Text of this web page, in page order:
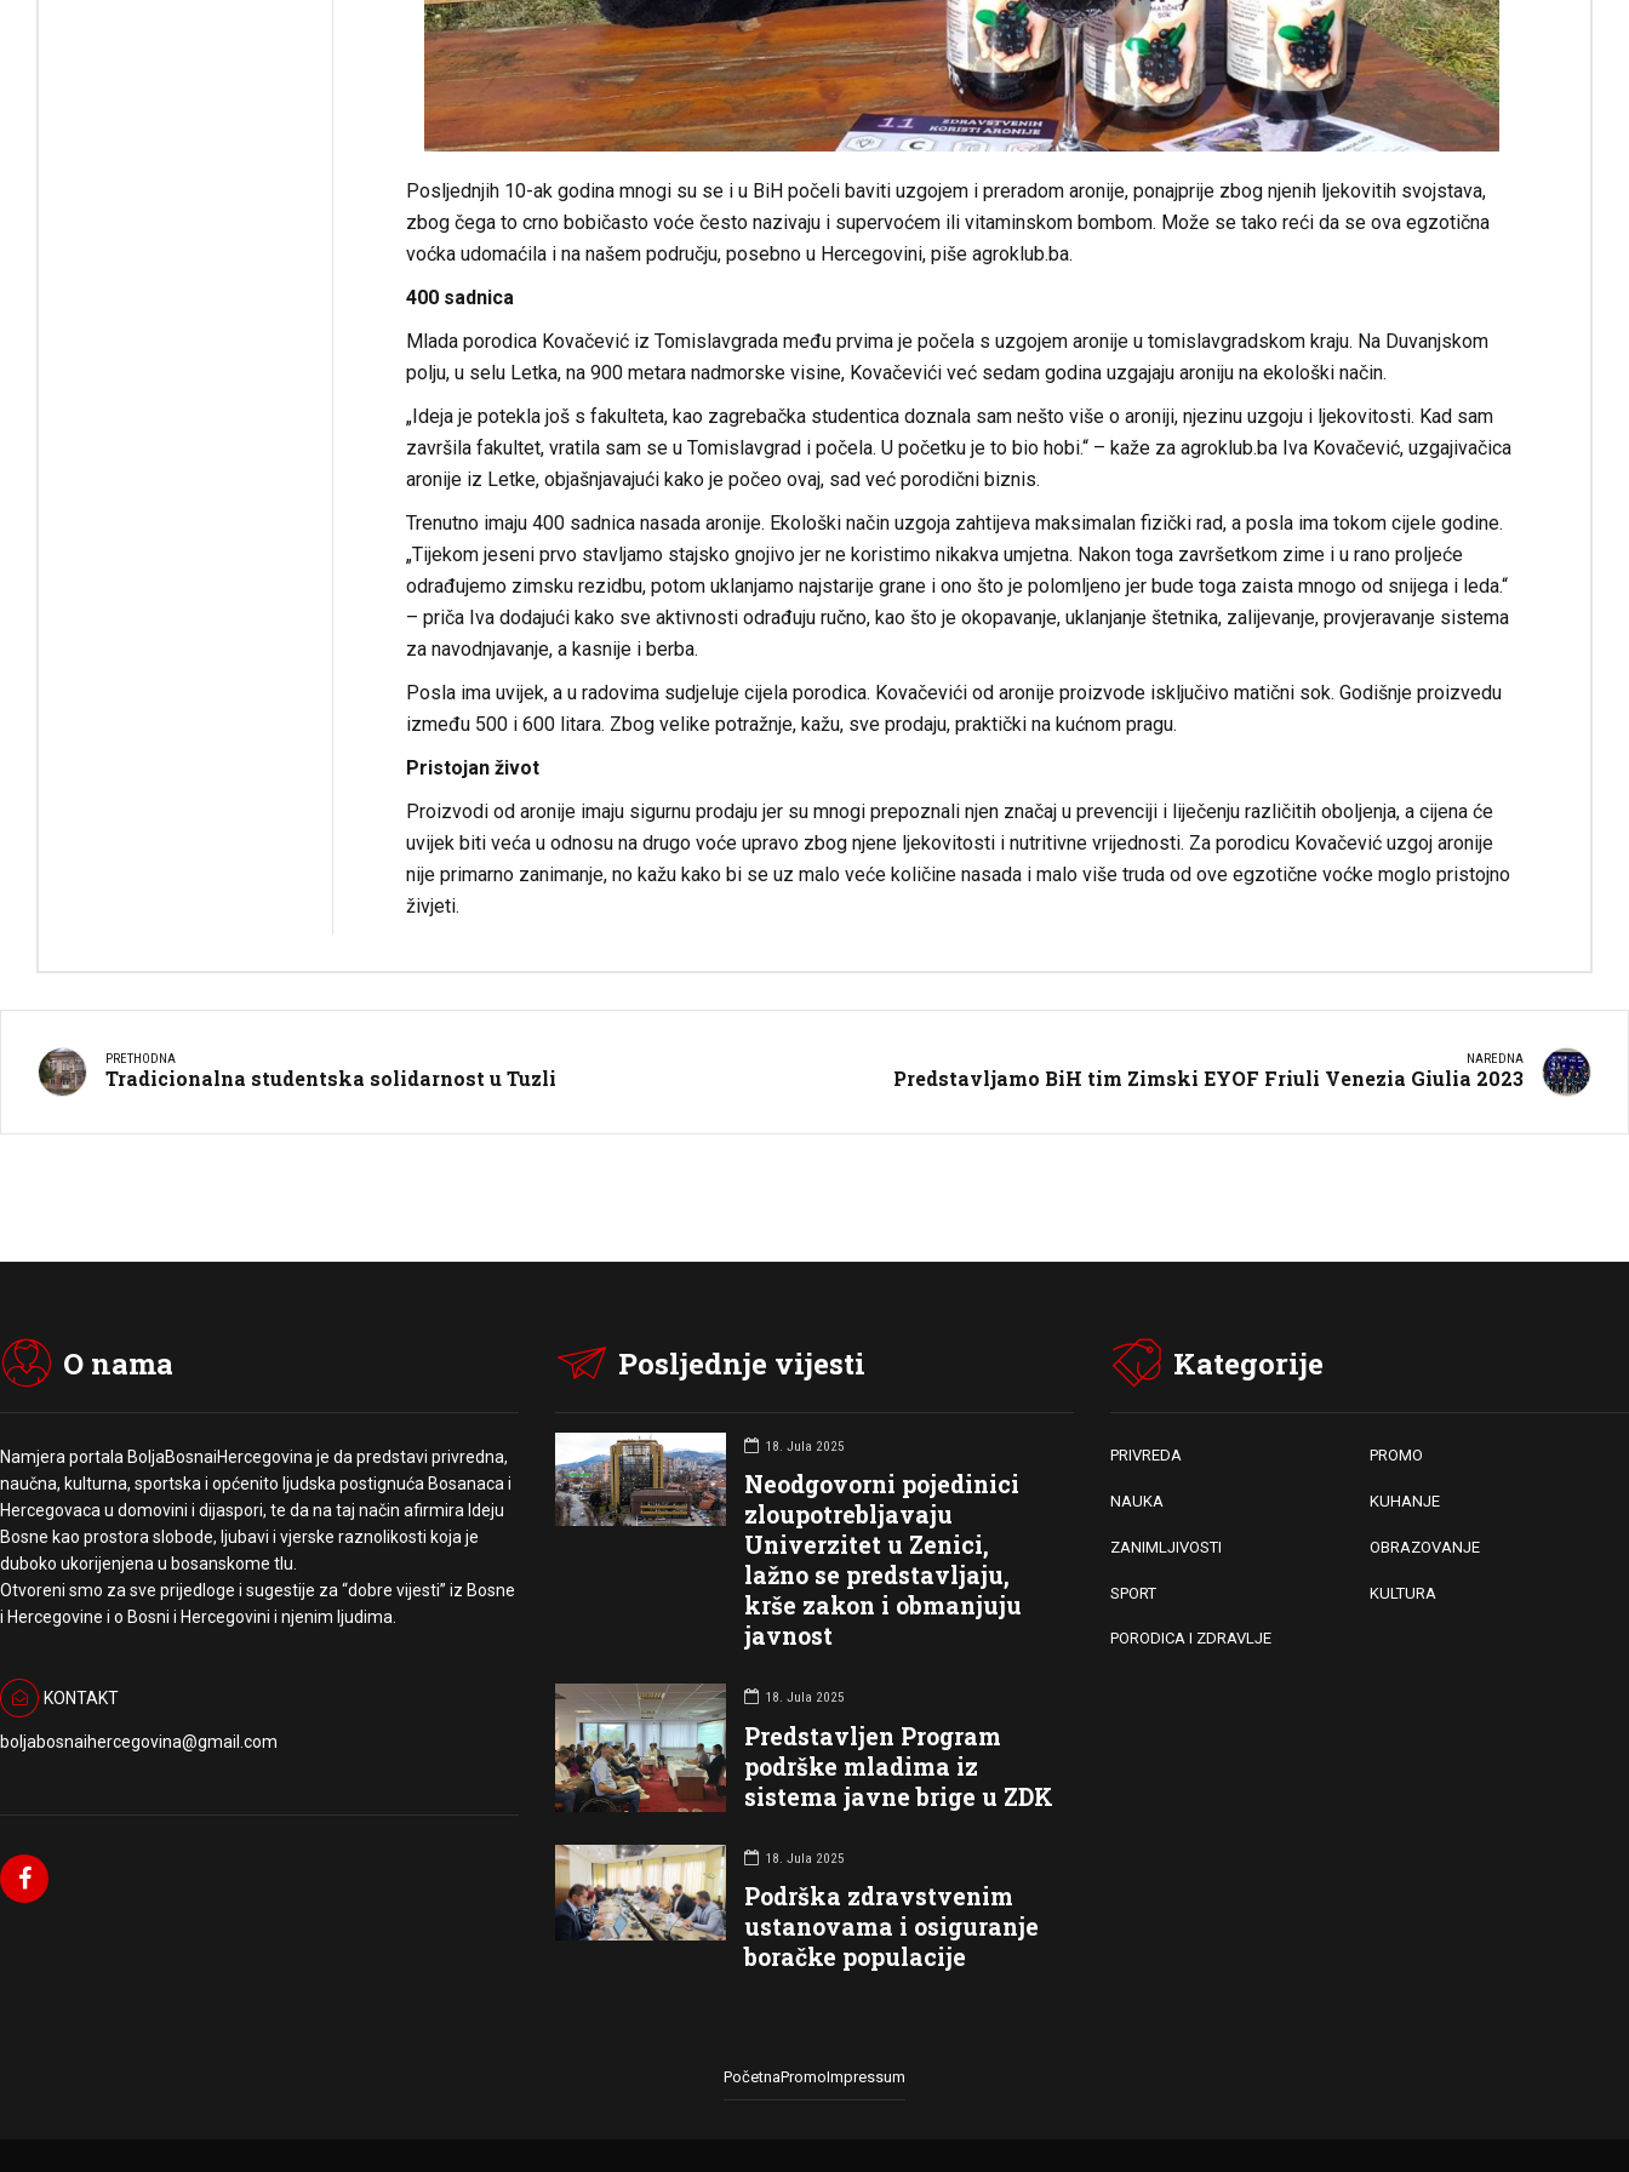
Posljednjih 10-ak godina mnogi su se i u BiH počeli baviti uzgojem i preradom aronije, ponajprije zbog njenih ljekovitih svojstava,
zbog čega to crno bobičasto voće često nazivaju i supervoćem ili vitaminskom bombom. Može se tako reći da se ova egzotična
voćka udomaćila i na našem području, posebno u Hercegovini, piše agroklub.ba.
400 sadnica
Mlada porodica Kovačević iz Tomislavgrada među prvima je počela s uzgojem aronije u tomislavgradskom kraju. Na Duvanjskom
polju, u selu Letka, na 900 metara nadmorske visine, Kovačevići već sedam godina uzgajaju aroniju na ekološki način.
„Ideja je potekla još s fakulteta, kao zagrebačka studentica doznala sam nešto više o aroniji, njezinu uzgoju i ljekovitosti. Kad sam
završila fakultet, vratila sam se u Tomislavgrad i počela. U početku je to bio hobi.“ – kaže za agroklub.ba Iva Kovačević, uzgajivačica
aronije iz Letke, objašnjavajući kako je počeo ovaj, sad već porodični biznis.
Trenutno imaju 400 sadnica nasada aronije. Ekološki način uzgoja zahtijeva maksimalan fizički rad, a posla ima tokom cijele godine.
„Tijekom jeseni prvo stavljamo stajsko gnojivo jer ne koristimo nikakva umjetna. Nakon toga završetkom zime i u rano proljeće
odrađujemo zimsku rezidbu, potom uklanjamo najstarije grane i ono što je polomljeno jer bude toga zaista mnogo od snijega i leda.“
– priča Iva dodajući kako sve aktivnosti odrađuju ručno, kao što je okopavanje, uklanjanje štetnika, zalijevanje, provjeravanje sistema
za navodnjavanje, a kasnije i berba.
Posla ima uvijek, a u radovima sudjeluje cijela porodica. Kovačevići od aronije proizvode isključivo matični sok. Godišnje proizvedu
između 500 i 600 litara. Zbog velike potražnje, kažu, sve prodaju, praktički na kućnom pragu.
Pristojan život
Proizvodi od aronije imaju sigurnu prodaju jer su mnogi prepoznali njen značaj u prevenciji i liječenju različitih oboljenja, a cijena će
uvijek biti veća u odnosu na drugo voće upravo zbog njene ljekovitosti i nutritivne vrijednosti. Za porodicu Kovačević uzgoj aronije
nije primarno zanimanje, no kažu kako bi se uz malo veće količine nasada i malo više truda od ove egzotične voćke moglo pristojno
živjeti.
PRETHODNA
Tradicionalna studentska solidarnost u Tuzli
NAREDNA
Predstavljamo BiH tim Zimski EYOF Friuli Venezia Giulia 2023
O nama
Namjera portala BoljaBosnaiHercegovina je da predstavi privredna,
naučna, kulturna, sportska i općenito ljudska postignuća Bosanaca i
Hercegovaca u domovini i dijaspori, te da na taj način afirmira Ideju
Bosne kao prostora slobode, ljubavi i vjerske raznolikosti koja je
duboko ukorijenjena u bosanskome tlu.
Otvoreni smo za sve prijedloge i sugestije za “dobre vijesti” iz Bosne
i Hercegovine i o Bosni i Hercegovini i njenim ljudima.
KONTAKT
boljabosnaihercegovina@gmail.com
Posljednje vijesti
18. Jula 2025
Neodgovorni pojedinici
zloupotrebljavaju
Univerzitet u Zenici,
lažno se predstavljaju,
krše zakon i obmanjuju
javnost
18. Jula 2025
Predstavljen Program
podrške mladima iz
sistema javne brige u ZDK
18. Jula 2025
Podrška zdravstvenim
ustanovama i osiguranje
boračke populacije
Kategorije
PRIVREDA PROMO
NAUKA KUHANJE
ZANIMLJIVOSTI OBRAZOVANJE
SPORT KULTURA
PORODICA I ZDRAVLJE
PočetnaPromoImpressum